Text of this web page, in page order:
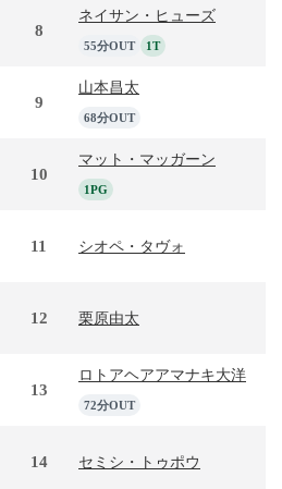
8
ネイサン・ヒューズ
55分OUT 1T
9
山本昌太
68分OUT
10
マット・マッガーン
1PG
11 シオペ・タヴォ
12 栗原由太
13
ロトアヘアアマナキ大洋
72分OUT
14 セミシ・トゥポウ